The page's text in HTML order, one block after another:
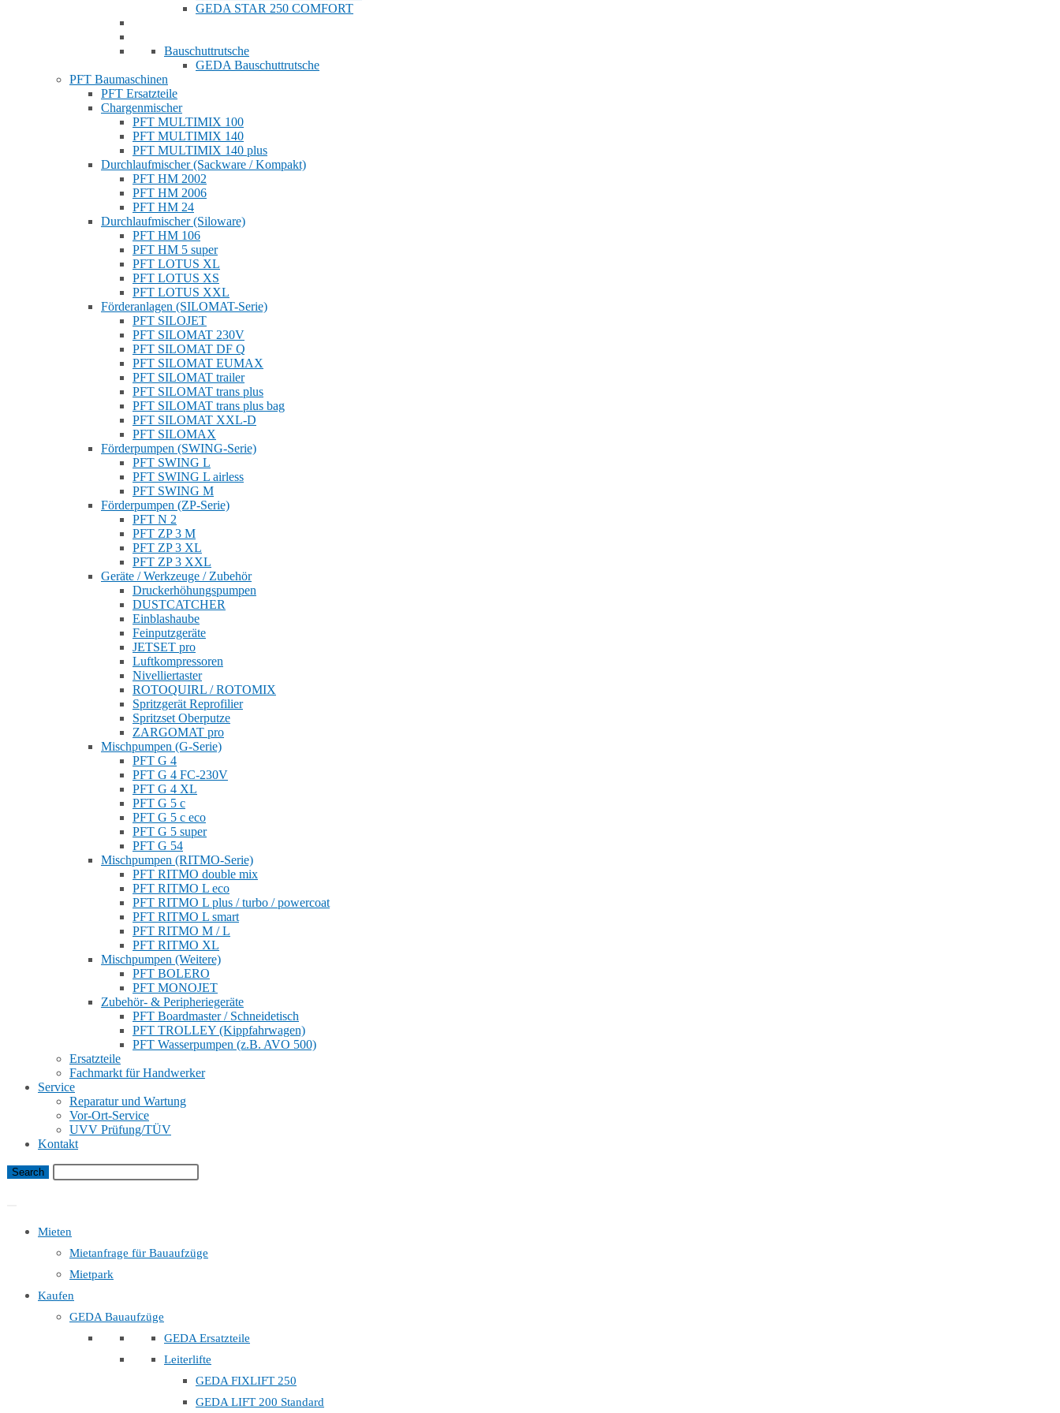
GEDA STAR 250 COMFORT
Bauschuttrutsche
GEDA Bauschuttrutsche
PFT Baumaschinen
PFT Ersatzteile
Chargenmischer
PFT MULTIMIX 100
PFT MULTIMIX 140
PFT MULTIMIX 140 plus
Durchlaufmischer (Sackware / Kompakt)
PFT HM 2002
PFT HM 2006
PFT HM 24
Durchlaufmischer (Siloware)
PFT HM 106
PFT HM 5 super
PFT LOTUS XL
PFT LOTUS XS
PFT LOTUS XXL
Förderanlagen (SILOMAT-Serie)
PFT SILOJET
PFT SILOMAT 230V
PFT SILOMAT DF Q
PFT SILOMAT EUMAX
PFT SILOMAT trailer
PFT SILOMAT trans plus
PFT SILOMAT trans plus bag
PFT SILOMAT XXL-D
PFT SILOMAX
Förderpumpen (SWING-Serie)
PFT SWING L
PFT SWING L airless
PFT SWING M
Förderpumpen (ZP-Serie)
PFT N 2
PFT ZP 3 M
PFT ZP 3 XL
PFT ZP 3 XXL
Geräte / Werkzeuge / Zubehör
Druckerhöhungspumpen
DUSTCATCHER
Einblashaube
Feinputzgeräte
JETSET pro
Luftkompressoren
Nivelliertaster
ROTOQUIRL / ROTOMIX
Spritzgerät Reprofilier
Spritzset Oberputze
ZARGOMAT pro
Mischpumpen (G-Serie)
PFT G 4
PFT G 4 FC-230V
PFT G 4 XL
PFT G 5 c
PFT G 5 c eco
PFT G 5 super
PFT G 54
Mischpumpen (RITMO-Serie)
PFT RITMO double mix
PFT RITMO L eco
PFT RITMO L plus / turbo / powercoat
PFT RITMO L smart
PFT RITMO M / L
PFT RITMO XL
Mischpumpen (Weitere)
PFT BOLERO
PFT MONOJET
Zubehör- & Peripheriegeräte
PFT Boardmaster / Schneidetisch
PFT TROLLEY (Kippfahrwagen)
PFT Wasserpumpen (z.B. AVO 500)
Ersatzteile
Fachmarkt für Handwerker
Service
Reparatur und Wartung
Vor-Ort-Service
UVV Prüfung/TÜV
Kontakt
Mieten
Mietanfrage für Bauaufzüge
Mietpark
Kaufen
GEDA Bauaufzüge
GEDA Ersatzteile
Leiterlifte
GEDA FIXLIFT 250
GEDA LIFT 200 Standard